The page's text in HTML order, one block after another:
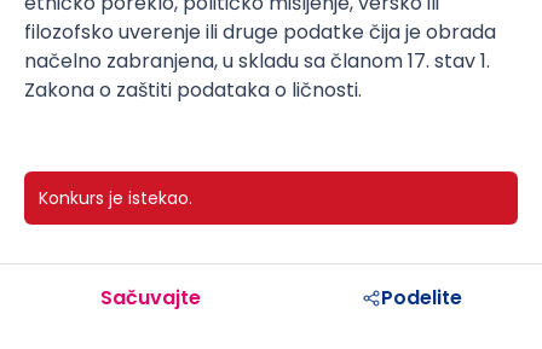
filozofsko uverenje ili druge podatke čija je obrada
načelno zabranjena, u skladu sa članom 17. stav 1.
Zakona o zaštiti podataka o ličnosti.
Konkurs je istekao.
Sačuvajte Podelite